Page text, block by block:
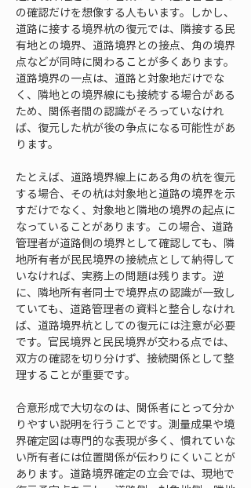
の確認だけを想像する人もいます。しかし、
道路に接する境界杭の復元では、隣接する民
有地との境界、道路境界との接点、角の境界
点などが同時に関わることが多くあります。
道路境界の一点は、道路と対象地だけでな
く、隣地との境界線にも接続する場合がある
ため、関係者間の認識がそろっていなけれ
ば、復元した杭が後の争点になる可能性があ
ります。
たとえば、道路境界線上にある角の杭を復元
する場合、その杭は対象地と道路の境界を示
すだけでなく、対象地と隣地の境界の起点に
なっていることがあります。この場合、道路
管理者が道路側の境界として確認しても、隣
地所有者が民民境界の接続点として納得して
いなければ、実務上の問題は残ります。逆
に、隣地所有者同士で境界点の認識が一致し
ていても、道路管理者の資料と整合しなけれ
ば、道路境界杭としての復元には注意が必要
です。官民境界と民民境界が交わる点では、
双方の確認を切り分けず、接続関係として整
理することが重要です。
合意形成で大切なのは、関係者にとって分か
りやすい説明を行うことです。測量成果や境
界確定図は専門的な表現が多く、慣れていな
い所有者には位置関係が伝わりにくいことが
あります。道路境界確定の立会では、現地で